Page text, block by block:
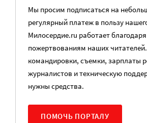
Мы просим подписаться на
регулярный платеж в пользу
Милосердие.ru работает
пожертвованиям наших
командировки, съемки, зарплаты
журналистов и техническую
нужны средства.
ПОМОЧЬ ПОРТАЛУ